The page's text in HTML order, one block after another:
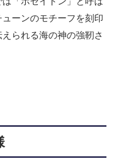
ーンのモチーフを刻印
られる海の神の強靭さ